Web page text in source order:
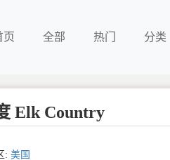
页 全部 热门 分类
Elk Country
: 美国